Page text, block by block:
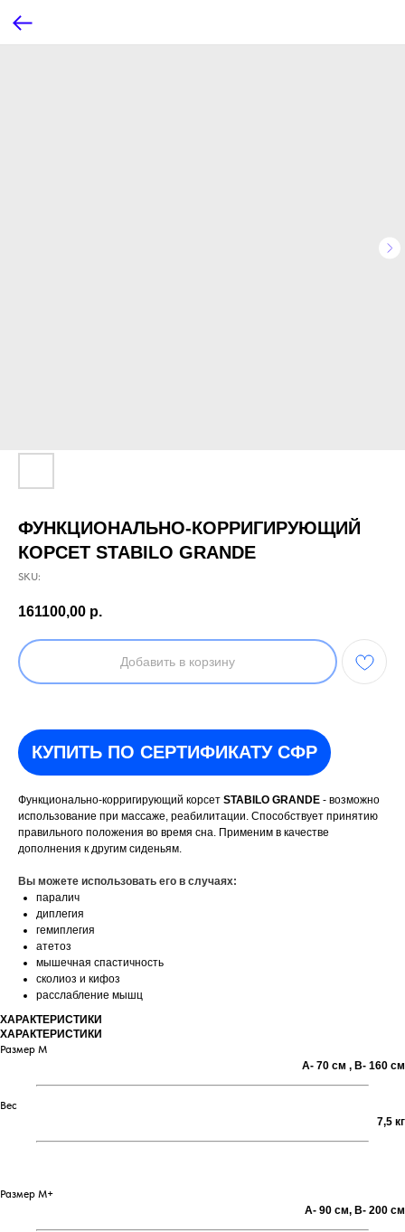
ФУНКЦИОНАЛЬНО-КОРРИГИРУЮЩИЙ
КОРСЕТ STABILO GRANDE
SKU:
161100,00 р.
Добавить в корзину
КУПИТЬ ПО СЕРТИФИКАТУ СФР
Функционально-корригирующий корсет STABILO GRANDE - возможно
использование при массаже, реабилитации. Способствует принятию
правильного положения во время сна. Применим в качестве
дополнения к другим сиденьям.
Вы можете использовать его в случаях:
паралич
диплегия
гемиплегия
атетоз
мышечная спастичность
сколиоз и кифоз
расслабление мышц
ХАРАКТЕРИСТИКИ
ХАРАКТЕРИСТИКИ
Размер М
А- 70 см , В- 160 см
Вес
7,5 кг
Размер М+
А- 90 см, В- 200 см